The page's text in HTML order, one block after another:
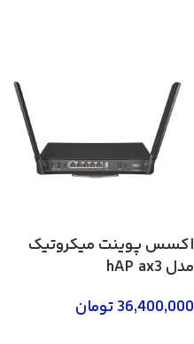
اکسس پوینت میکروتیک
مدل hAP ax3
36,400,000تومان